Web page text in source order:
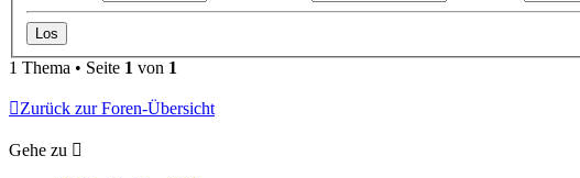
1 Thema • Seite 1 von 1
Zurück zur Foren-Übersicht
Gehe zu